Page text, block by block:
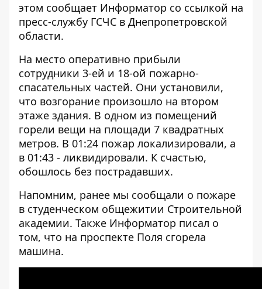
этом сообщает Информатор со ссылкой на
пресс-службу ГСЧС в Днепропетровской
области.
На место оперативно прибыли
сотрудники 3-ей и 18-ой пожарно-
спасательных частей. Они установили,
что возгорание произошло на втором
этаже здания. В одном из помещений
горели вещи на площади 7 квадратных
метров. В 01:24 пожар локализировали, а
в 01:43 - ликвидировали. К счастью,
обошлось без пострадавших.
Напомним, ранее мы сообщали о пожаре
в студенческом общежитии Строительной
академии. Также Информатор писал о
том, что на проспекте Поля сгорела
машина.